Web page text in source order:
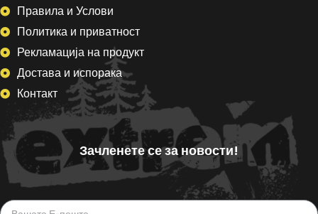
Правила и Услови
Политика и приватност
Рекламација на продукт
Достава и испорака
Контакт
Зачленете се за новости!